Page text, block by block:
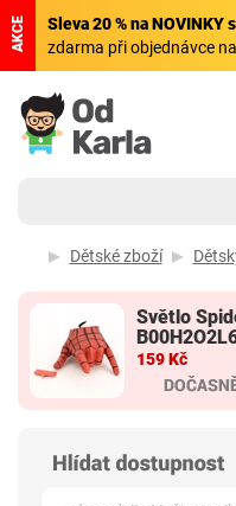
AKCE Sleva 20 % na NOVINKY
zdarma při objednávce
Dětské zboží
Světlo
159 Kč